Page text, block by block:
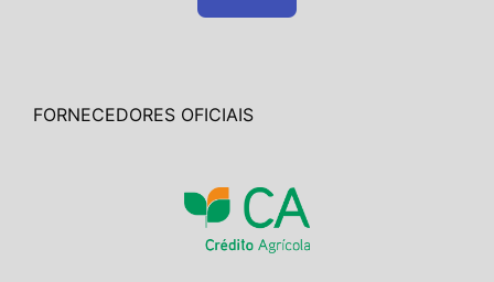
FORNECEDORES OFICIAIS